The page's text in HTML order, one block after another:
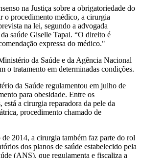
na Justiça sobre a obrigatoriedade do
o procedimento médico, a cirurgia
na lei, segundo a advogada
saúde Giselle Tapai. “O direito é
expressa do médico."
da Saúde e da Agência Nacional
o tratamento em determinadas condições.
da Saúde regulamentou em julho de
para obesidade. Entre os
a cirurgia reparadora da pele da
procedimento chamado de
2014, a cirurgia também faz parte do rol
dos planos de saúde estabelecido pela
(ANS), que regulamenta e fiscaliza a